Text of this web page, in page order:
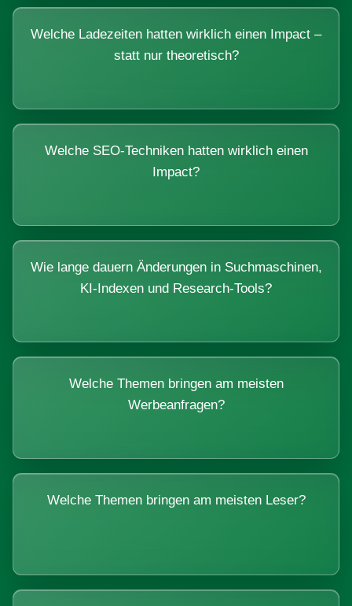
Welche Ladezeiten hatten wirklich einen Impact –
statt nur theoretisch?
Welche SEO-Techniken hatten wirklich einen
Impact?
Wie lange dauern Änderungen in Suchmaschinen,
KI-Indexen und Research-Tools?
Welche Themen bringen am meisten
Werbeanfragen?
Welche Themen bringen am meisten Leser?